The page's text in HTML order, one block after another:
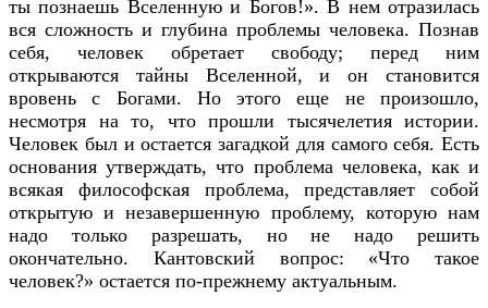
ты познаешь Вселенную и Богов!». В нем отразилась
вся сложность и глубина проблемы человека. Познав
себя, человек обретает свободу; перед ним
открываются тайны Вселенной, и он становится
вровень с Богами. Но этого еще не произошло,
несмотря на то, что прошли тысячелетия истории.
Человек был и остается загадкой для самого себя. Есть
основания утверждать, что проблема человека, как и
всякая философская проблема, представляет собой
открытую и незавершенную проблему, которую нам
надо только разрешать, но не надо решить
окончательно. Кантовский вопрос: «Что такое
человек?» остается по-прежнему актуальным.